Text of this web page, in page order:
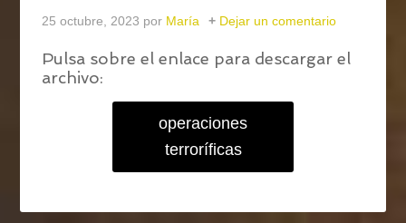
25 octubre, 2023 por María Dejar un comentario
Pulsa sobre el enlace para descargar el
archivo:
operaciones
terroríficas